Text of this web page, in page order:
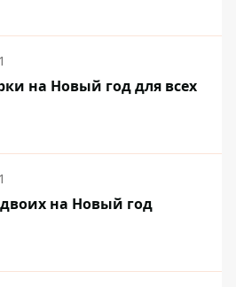
на Новый год для всех
на Новый год